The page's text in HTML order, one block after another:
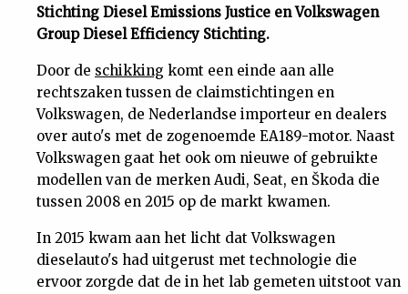
Tuchtrecht
Magazine
Podcast
Dossiers
Nieuwsbrief
Contact
Stichting Diesel Emissions Justice en Volkswagen
Group Diesel Efficiency Stichting.
Door de schikking komt een einde aan alle
rechtszaken tussen de claimstichtingen en
Volkswagen, de Nederlandse importeur en dealers
over auto's met de zogenoemde EA189-motor. Naast
Volkswagen gaat het ook om nieuwe of gebruikte
modellen van de merken Audi, Seat, en Škoda die
tussen 2008 en 2015 op de markt kwamen.
In 2015 kwam aan het licht dat Volkswagen
dieselauto's had uitgerust met technologie die
ervoor zorgde dat de in het lab gemeten uitstoot van